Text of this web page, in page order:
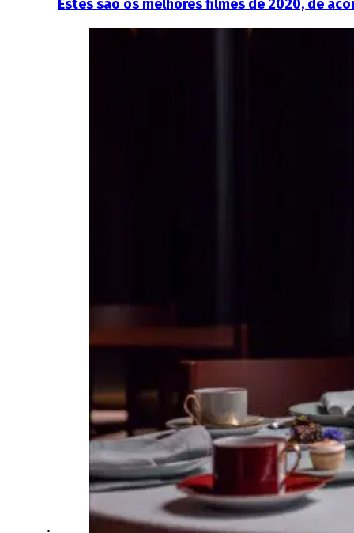
Estes são os melhores filmes de 2020, de